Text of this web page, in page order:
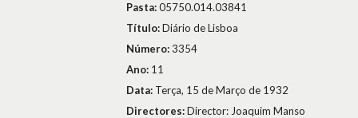
Pasta:05750.014.03841
Título:Diário de Lisboa
Número:3354
Ano: 11
Data: Terça, 15 de Março de 1932
Directores:Director: Joaquim Manso